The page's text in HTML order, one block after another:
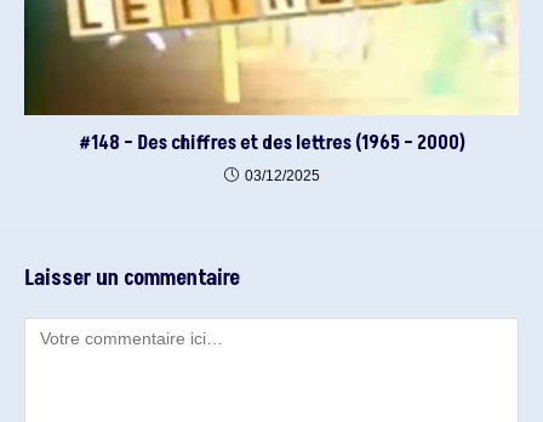
#148 – Des chiffres et des lettres (1965 – 2000)
03/12/2025
Laisser un commentaire
Comment